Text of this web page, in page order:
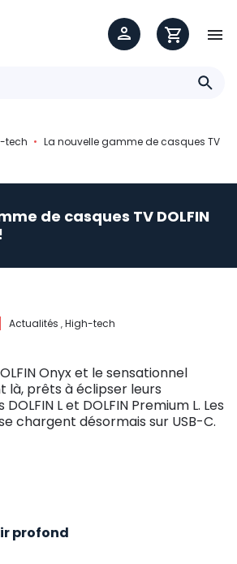

tech
La nouvelle gamme de casques TV
de casques TV DOLFIN
Actualités , High-tech
Onyx et le sensationnel
là, prêts à éclipser leurs
L et DOLFIN Premium L. Les
chargent désormais sur USB-C.
profond